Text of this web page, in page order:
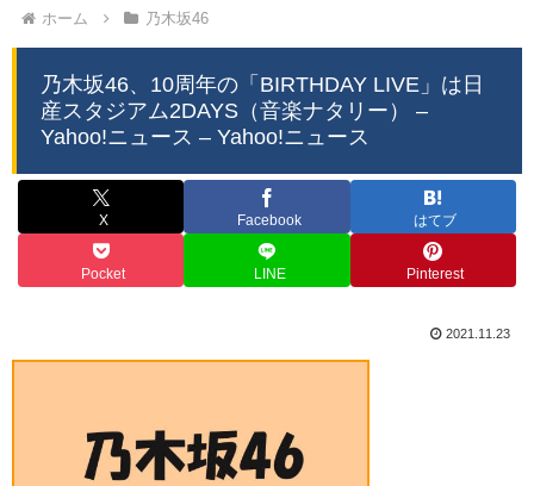
ホーム 乃木坂46
乃木坂46、10周年の「BIRTHDAY LIVE」は日
産スタジアム2DAYS（音楽ナタリー） –
Yahoo!ニュース – Yahoo!ニュース
X Facebook はてブ
Pocket LINE Pinterest
2021.11.23